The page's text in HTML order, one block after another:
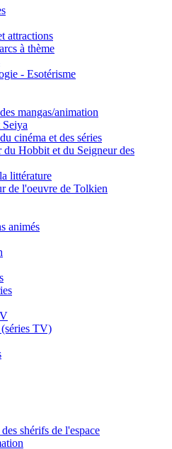
attractions
à thème
- Esotérisme
mangas/animation
cinéma et des séries
Hobbit et du Seigneur des
littérature
de l'oeuvre de Tolkien
animés
TV)
shérifs de l'espace